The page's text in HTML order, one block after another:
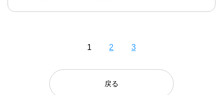
1 2 3
戻る